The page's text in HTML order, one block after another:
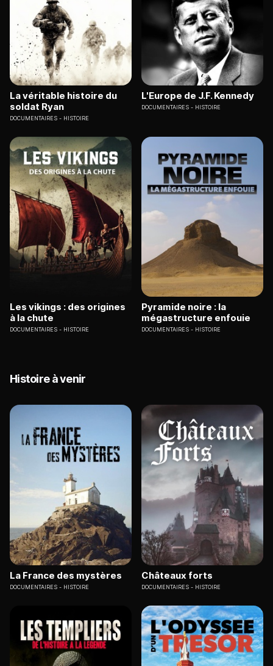
La véritable histoire du
soldat Ryan
DOCUMENTAIRES HISTOIRE
L'Europe de J.F. Kennedy
DOCUMENTAIRES HISTOIRE
Les vikings : des origines
à la chute
DOCUMENTAIRES HISTOIRE
Pyramide noire : la
mégastructure enfouie
DOCUMENTAIRES HISTOIRE
Histoire à venir
La France des mystères
DOCUMENTAIRES HISTOIRE
Châteaux forts
DOCUMENTAIRES HISTOIRE